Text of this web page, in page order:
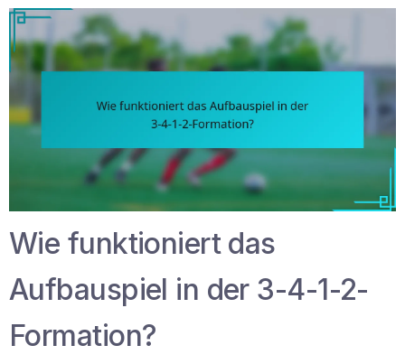
Wie funktioniert das
Aufbauspiel in der 3-4-1-2-
Formation?